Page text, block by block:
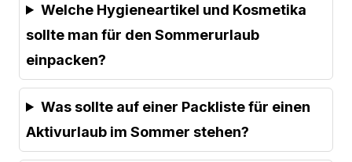
Welche Hygieneartikel und Kosmetika
sollte man für den Sommerurlaub
einpacken?
Was sollte auf einer Packliste für einen
Aktivurlaub im Sommer stehen?